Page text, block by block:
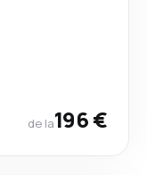
de la196 €